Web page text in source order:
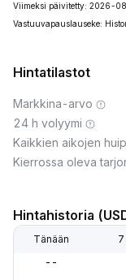
Viimeksi päivitetty: 2026-
Vastuuvapauslauseke:
Hintatilastot
Markkina-arvo
24 h volyymi
Kaikkien aikojen
Kierrossa oleva
Hintahistoria
Tänään
--